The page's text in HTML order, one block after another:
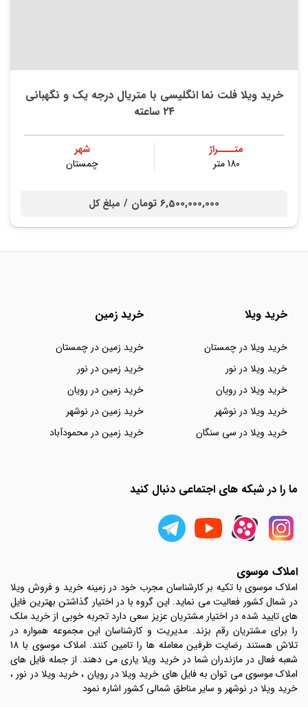
خريد ویلا فلت نما انگلیسی با متریال درجه‌ یک و نگهبانی
۲۴ ساعته
متــــراژ
180 متر
شهر
چمستان
6,500,000,000 تومان / مبلغ کل
خرید ویلا
خرید ویلا در چمستان
خرید ویلا در نور
خرید ویلا در رویان
خرید ویلا در نوشهر
خرید ویلا در سی سنگان
خرید زمین
خرید زمین در چمستان
خرید زمین در نور
خرید زمین در رویان
خرید زمین در نوشهر
خرید زمین در محمودآباد
ما را در شبکه های اجتماعی دنبال کنید
املاک موسوی
املاک موسوی با تکیه بر کارشناسان مجرب خود در زمینه خرید و فروش ویلا
در شمال کشور فعالیت می نماید. این گروه با در اختیار گذاشتن بهترین فایل
های تایید شده در اختیار مشتریان عزیز سعی دارد تجربه خوبی از خرید ملک
را برای مشتریان رقم بزند. مدیریت و کارشناسان این مجموعه همواره در
تلاش هستند رضایت طرفین معامله ها را تامین کنند. املاک موسوی با 18
شعبه فعال در مازندران شما در خرید ویلا یاری می دهند. از جمله فایل های
املاک موسوی می توان به فایل های خرید ویلا در رویان ، خرید ویلا در نور ،
خرید ویلا در نوشهر و سایر مناطق شمالی کشور اشاره نمود